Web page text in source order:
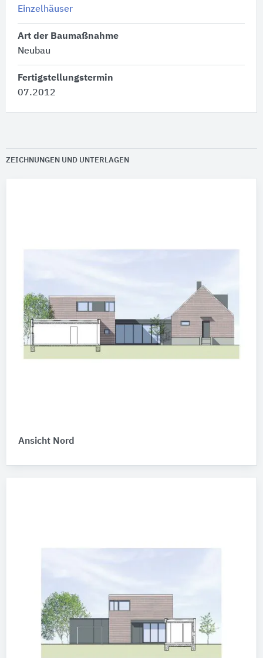
Einzelhäuser
Art der Baumaßnahme
Neubau
Fertigstellungstermin
07.2012
ZEICHNUNGEN UND UNTERLAGEN
Ansicht Nord